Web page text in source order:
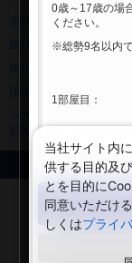
旅行業登録票・約款
お知らせ
Copyright
0歳～17歳の場
ください。
※総勢9名以内
1部屋目：
当社サイト内
供する目的及
とを目的に
同意いただけ
しくはプライ